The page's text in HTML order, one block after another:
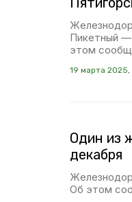
Пикетный —
этом
19 марта 2025,
Один из
декабря
Об этом